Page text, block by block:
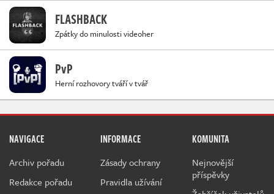
FLASHBACK
Zpátky do minulosti videoher
PvP
Herní rozhovory tváří v tvář
NAVIGACE
Archiv pořadu
Redakce pořadu
INFORMACE
Zásady ochrany
Pravidla užívání
KOMUNITA
Nejnovější
příspěvky